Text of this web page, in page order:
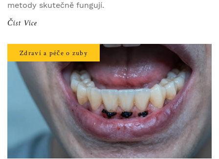
metody skutečně fungují.
Číst Více
Zdraví a péče o zuby